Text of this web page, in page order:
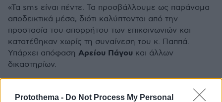
Protothema - Do Not Process My Personal
«Τα sms είναι πέντε. Τα προσβάλλουμε ως παράνομα
αποδεικτικά μέσα, διότι καλύπτονται από την
προστασία του απορρήτου των επικοινωνιών και
κατατέθηκαν χωρίς τη συναίνεση του κ. Παππά.
Υπάρχει απόφαση Αρείου Πάγου και άλλων
δικαστηρίων.
Είναι παράνομο αποδεικτικό μέσο και δεν μπορεί